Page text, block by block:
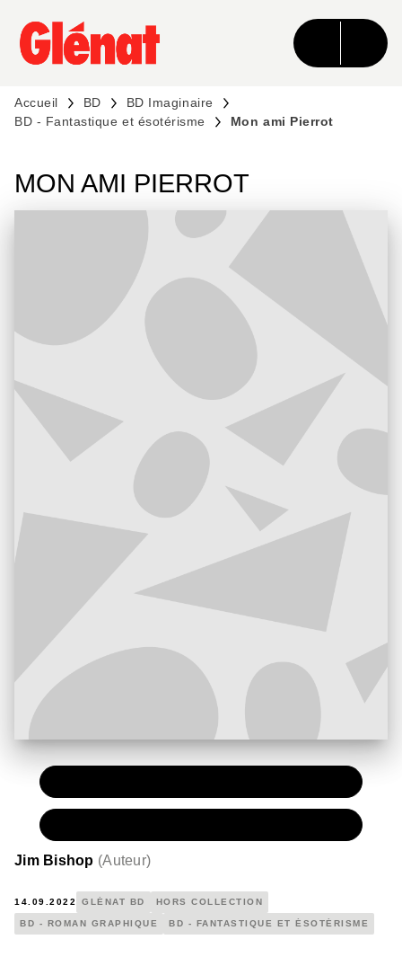
MENU RECHERCHE CONTENU
PIED DE PAGE
Accueil BD
BD Imaginaire
BD - Fantastique et ésotérisme
Mon ami Pierrot
MON AMI PIERROT
Jim Bishop (Auteur)
14.09.2022 GLÉNAT BD HORS COLLECTION
BD - ROMAN GRAPHIQUE BD - FANTASTIQUE ET ÉSOTÉRISME